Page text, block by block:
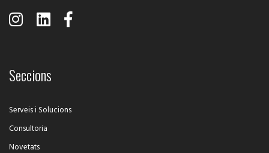
Seccions
Serveis i Solucions
Consultoria
Novetats